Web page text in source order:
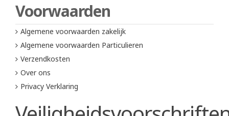
Voorwaarden
Algemene voorwaarden zakelijk
Algemene voorwaarden Particulieren
Verzendkosten
Over ons
Privacy Verklaring